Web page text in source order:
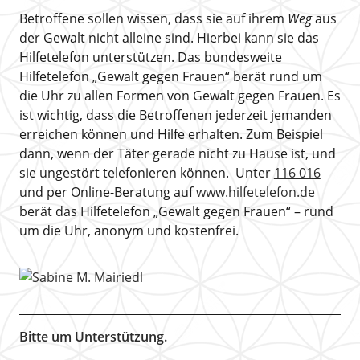
Betroffene sollen wissen, dass sie auf ihrem Wegaus
der Gewalt nicht alleine sind. Hierbei kann sie das
Hilfetelefon unterstützen. Das bundesweite
Hilfetelefon „Gewalt gegen Frauen“ berät rund um
die Uhr zu allen Formen von Gewalt gegen Frauen. Es
ist wichtig, dass die Betroffenen jederzeit jemanden
erreichen können und Hilfe erhalten. Zum Beispiel
dann, wenn der Täter gerade nicht zu Hause ist, und
sie ungestört telefonieren können. Unter 116 016
und per Online-Beratung aufwww.hilfetelefon.de
berät das Hilfetelefon „Gewalt gegen Frauen“ – rund
um die Uhr, anonym und kostenfrei.
Bitte um Unterstützung.